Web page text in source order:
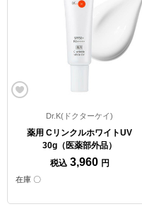
Dr.K(ドクターケイ)
薬用 CリンクルホワイトUV
30g（医薬部外品）
税込 3,960 円
在庫 〇